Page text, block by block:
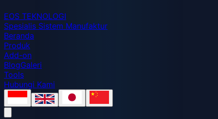
EOS TEKNOLOGI
Spesialis Sistem Manufaktur
Beranda
Produk
Add-on
BlogGaleri
Tools
Hubungi Kami